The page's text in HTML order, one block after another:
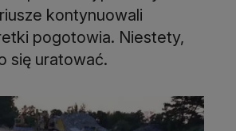
kontynuowali
pogotowia. Niestety,
się uratować.